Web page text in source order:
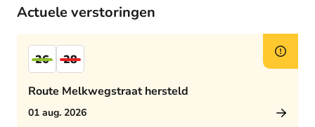
Actuele verstoringen
26 28
Route Melkwegstraat hersteld
01 aug. 2026